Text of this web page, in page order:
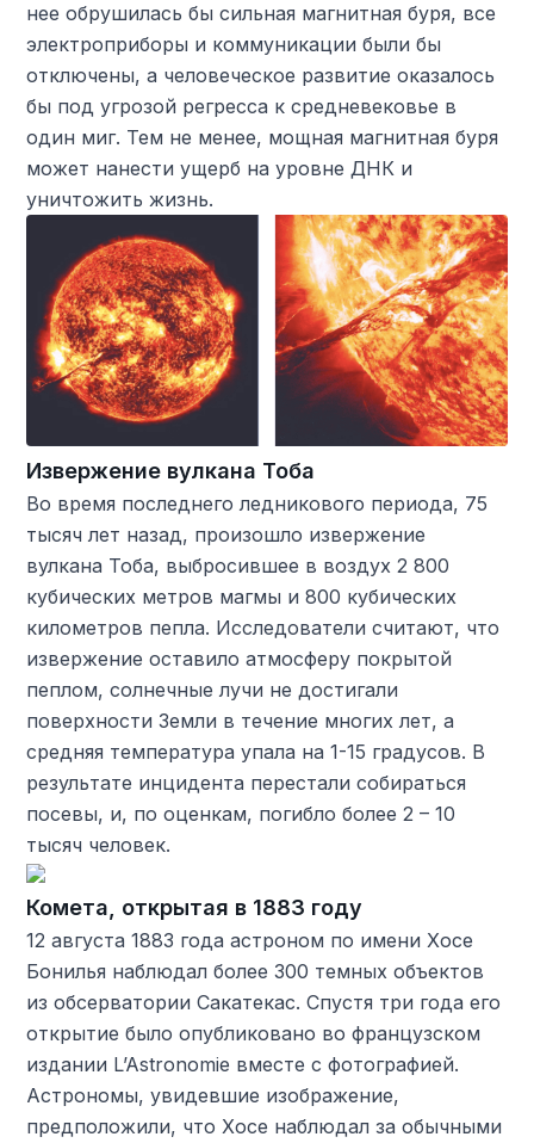
нее обрушилась бы сильная магнитная буря, все
электроприборы и коммуникации были бы
отключены, а человеческое развитие оказалось
бы под угрозой регресса к средневековье в
один миг. Тем не менее, мощная магнитная буря
может нанести ущерб на уровне ДНК и
уничтожить жизнь.
Извержение вулкана Тоба
Во время последнего ледникового периода, 75
тысяч лет назад, произошло извержение
вулкана Тоба, выбросившее в воздух 2 800
кубических метров магмы и 800 кубических
километров пепла. Исследователи считают, что
извержение оставило атмосферу покрытой
пеплом, солнечные лучи не достигали
поверхности Земли в течение многих лет, а
средняя температура упала на 1-15 градусов. В
результате инцидента перестали собираться
посевы, и, по оценкам, погибло более 2 – 10
тысяч человек.
Комета, открытая в 1883 году
12 августа 1883 года астроном по имени Хосе
Бонилья наблюдал более 300 темных объектов
из обсерватории Сакатекас. Спустя три года его
открытие было опубликовано во французском
издании L’Astronomie вместе с фотографией.
Астрономы, увидевшие изображение,
предположили, что Хосе наблюдал за обычными